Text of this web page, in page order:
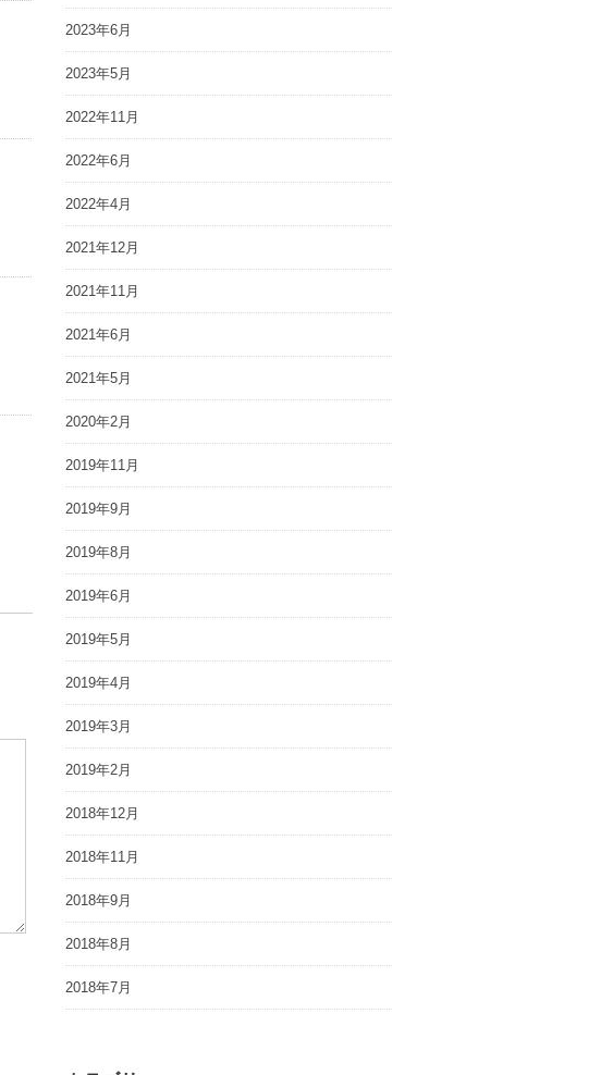
2023年6月
2023年5月
2022年11月
2022年6月
2022年4月
2021年12月
2021年11月
2021年6月
2021年5月
2020年2月
2019年11月
2019年9月
2019年8月
2019年6月
2019年5月
2019年4月
2019年3月
2019年2月
2018年12月
2018年11月
2018年9月
2018年8月
2018年7月